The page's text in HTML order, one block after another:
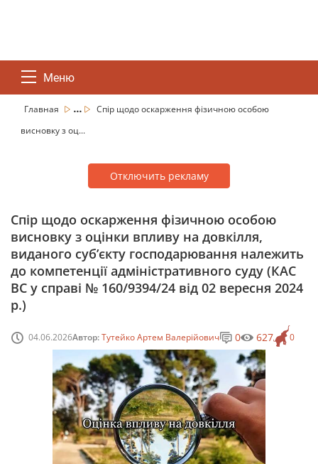
Меню
Главная ...
Спір щодо оскарження фізичною особою
висновку з оц...
Отключить рекламу
Спір щодо оскарження фізичною особою
висновку з оцінки впливу на довкілля,
виданого суб’єкту господарювання належить
до компетенції адміністративного суду (КАС
ВС у справі № 160/9394/24 від 02 вересня 2024
р.)
04.06.2026Автор:Тутейко Артем Валерійович 0
0 627